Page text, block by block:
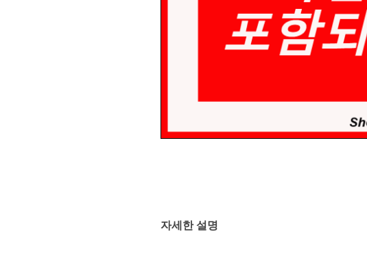
자세한 설명